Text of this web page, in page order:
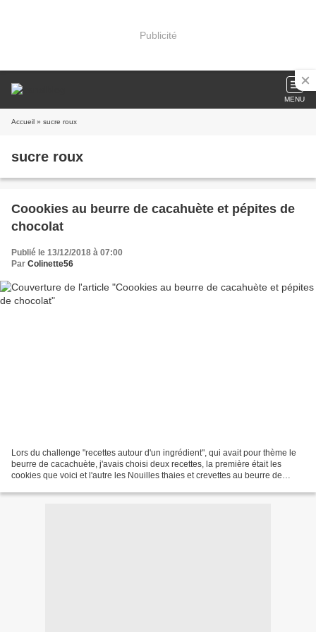
Publicité
MENU
Accueil » sucre roux
sucre roux
Coookies au beurre de cacahuète et pépites de
chocolat
Publié le 13/12/2018 à 07:00
Par Colinette56
Lors du challenge "recettes autour d'un ingrédient", qui avait pour thème le
beurre de cacachuète, j'avais choisi deux recettes, la première était les
cookies que voici et l'autre les Nouilles thaies et crevettes au beurre de